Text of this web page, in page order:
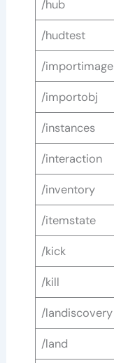
/hub
/hudtest
/importimage
/importobj
/instances
/interaction
/inventory
/itemstate
/kick
/kill
/landiscovery
/land